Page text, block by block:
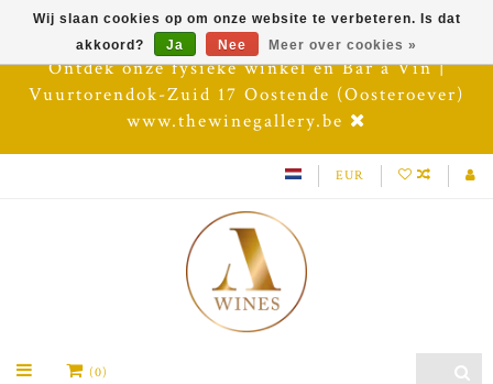
Ontdek onze fysieke winkel en Bar à Vin |
Vuurtorendok-Zuid 17 Oostende (Oosteroever)
www.thewinegallery.be
EUR
(0)
Wij slaan cookies op om onze website te verbeteren. Is dat
akkoord?
Ja Nee Meer over cookies »